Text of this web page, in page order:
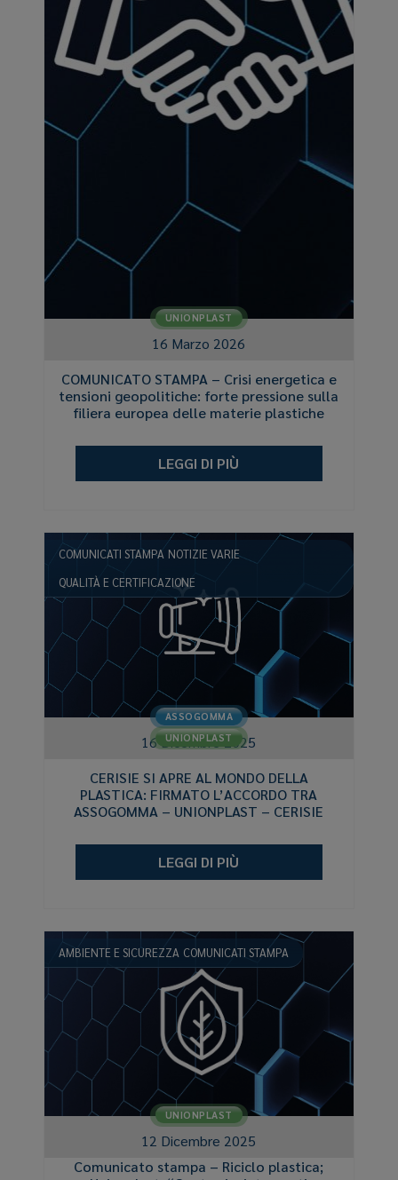
UNIONPLAST
16 Marzo 2026
COMUNICATO STAMPA – Crisi energetica e
tensioni geopolitiche: forte pressione sulla
filiera europea delle materie plastiche
LEGGI DI PIÙ
COMUNICATI STAMPA NOTIZIE VARIE
QUALITÀ E CERTIFICAZIONE
ASSOGOMMA
UNIONPLAST
16 Dicembre 2025
CERISIE SI APRE AL MONDO DELLA
PLASTICA: FIRMATO L’ACCORDO TRA
ASSOGOMMA – UNIONPLAST – CERISIE
LEGGI DI PIÙ
AMBIENTE E SICUREZZA COMUNICATI STAMPA
UNIONPLAST
12 Dicembre 2025
Comunicato stampa – Riciclo plastica;